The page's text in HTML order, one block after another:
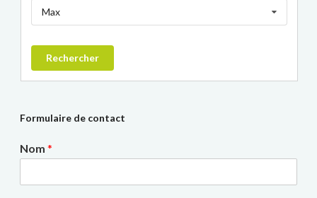
Max
Rechercher
Formulaire de contact
Nom *